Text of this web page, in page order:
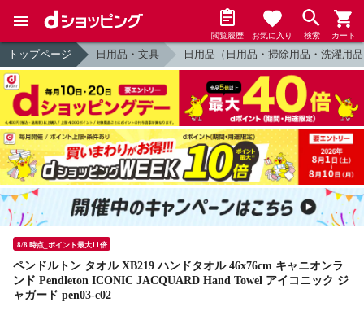
閲覧履歴 お気に入り 検索 カート
トップページ 日用品・文具 日用品（日用品・掃除用品・洗濯用
8/8 時点_ポイント最大11倍
ペンドルトン タオル XB219 ハンドタオル 46x76cm キャニオンラ
ンド Pendleton ICONIC JACQUARD Hand Towel アイコニック ジ
ャガード pen03-c02